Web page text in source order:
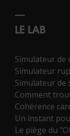
LE LAB
Simulateur de
Simulateur
Simulateur de
Comment
Cohérence
Un instant
Le piège du